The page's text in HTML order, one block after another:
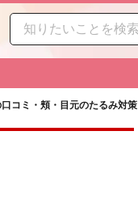
コミ・頬・目元のたるみ対策